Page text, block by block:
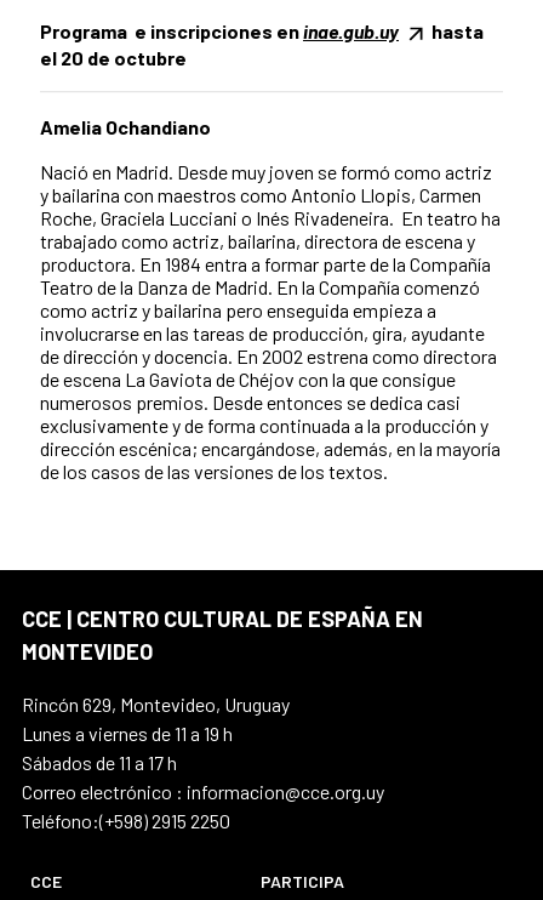
Programa e inscripciones eninae.gub.uy
hasta
el 20 de octubre
Amelia Ochandiano
Nació en Madrid. Desde muy joven se formó como actriz
y bailarina con maestros como Antonio Llopis, Carmen
Roche, Graciela Lucciani o Inés Rivadeneira. En teatro ha
trabajado como actriz, bailarina, directora de escena y
productora. En 1984 entra a formar parte de la Compañía
Teatro de la Danza de Madrid. En la Compañía comenzó
como actriz y bailarina pero enseguida empieza a
involucrarse en las tareas de producción, gira, ayudante
de dirección y docencia. En 2002 estrena como directora
de escena La Gaviota de Chéjov con la que consigue
numerosos premios. Desde entonces se dedica casi
exclusivamente y de forma continuada a la producción y
dirección escénica; encargándose, además, en la mayoría
de los casos de las versiones de los textos.
CCE | CENTRO CULTURAL DE ESPAÑA EN
MONTEVIDEO
Rincón 629, Montevideo, Uruguay
Lunes a viernes de 11 a 19 h
Sábados de 11 a 17 h
Correo electrónico : informacion@cce.org.uy
Teléfono:(+598) 2915 2250
CCE
PARTICIPA